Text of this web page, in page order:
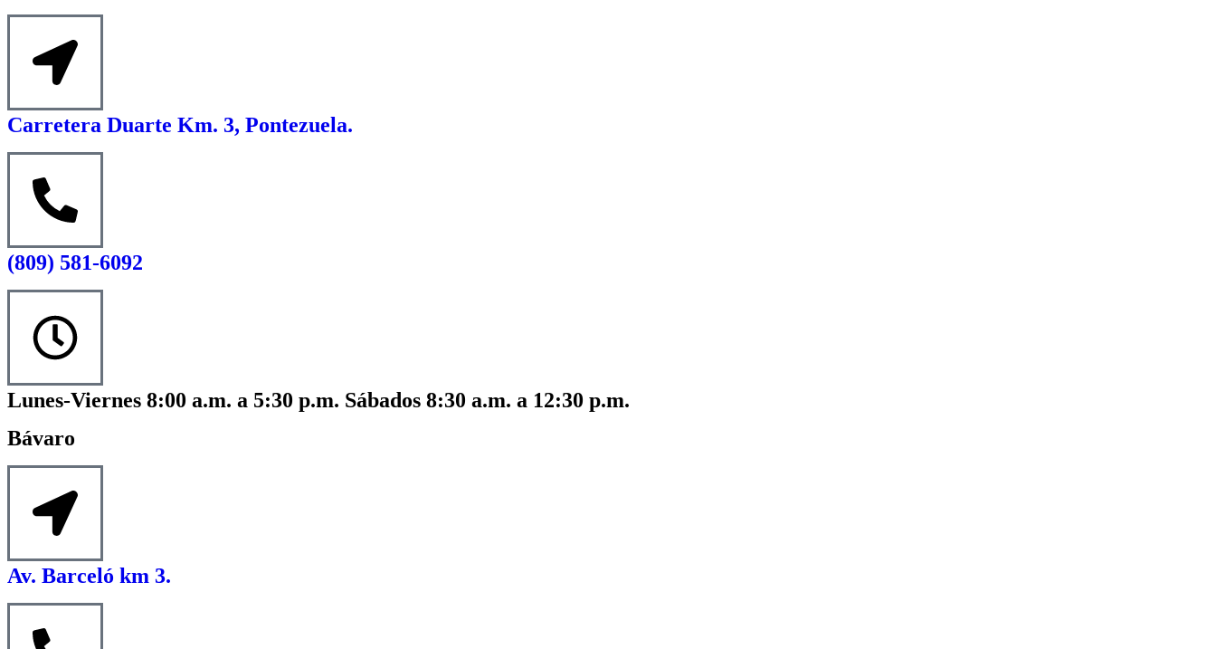
Carretera Duarte Km. 3, Pontezuela.
(809) 581-6092
Lunes-Viernes 8:00 a.m. a 5:30 p.m. Sábados 8:30 a.m. a 12:30 p.m.
Bávaro
Av. Barceló km 3.